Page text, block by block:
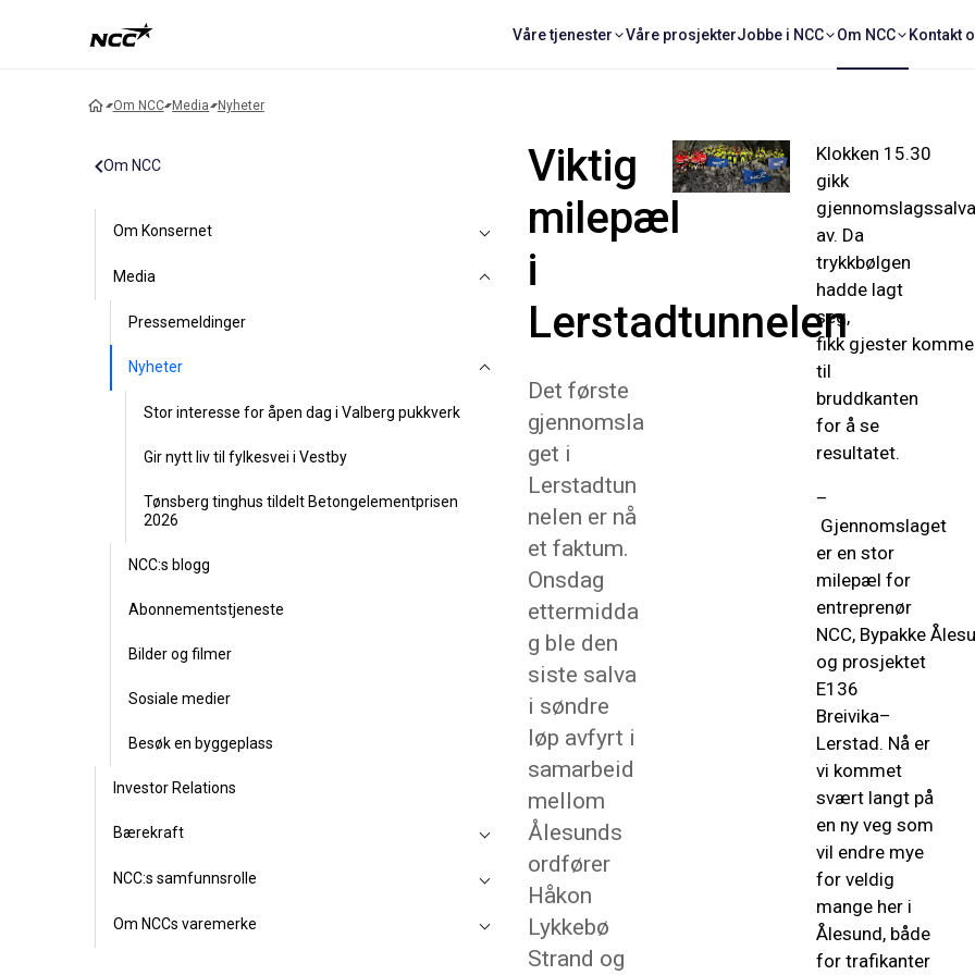
Våre tjenester Våre prosjekterJobbe i NCC Om NCC Kontakt
Om NCC Media Nyheter
Om NCC
Om Konsernet
Media
Pressemeldinger
Nyheter
Stor interesse for åpen dag i Valberg pukkverk
Gir nytt liv til fylkesvei i Vestby
Tønsberg tinghus tildelt Betongelementprisen
2026
NCC:s blogg
Abonnementstjeneste
Bilder og filmer
Sosiale medier
Besøk en byggeplass
Investor Relations
Bærekraft
NCC:s samfunnsrolle
Om NCCs varemerke
Viktig
milepæl
i
Lerstadtunnelen
Det første
gjennomsla
get i
Lerstadtun
nelen er nå
et faktum.
Onsdag
ettermidda
g ble den
siste salva
i søndre
løp avfyrt i
samarbeid
mellom
Ålesunds
ordfører
Håkon
Lykkebø
Strand og
Klokken 15.30
gikk
av. Da
trykkbølgen
hadde lagt
seg,
fikk gjester
til
bruddkanten
for å se
resultatet.
–
Gjennomslaget
er en stor
milepæl for
entreprenør
NCC, Bypakke
og prosjektet
E136
Breivika–
Lerstad. Nå er
vi kommet
svært langt på
en ny veg som
vil endre mye
for veldig
mange her i
Ålesund, både
for trafikanter